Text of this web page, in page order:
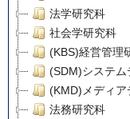
法学研究科
社会学研究科
(KBS)経営管理
(SDM)システ
(KMD)メディ
法務研究科